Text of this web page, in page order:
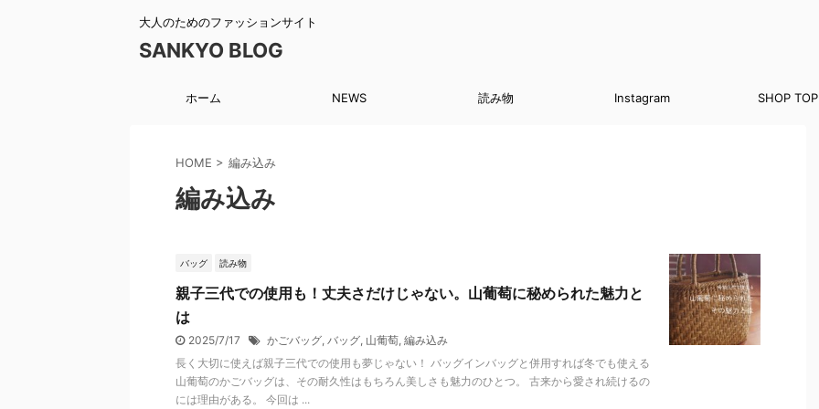
大人のためのファッションサイト
SANKYO BLOG
ホーム NEWS 読み物 Instagram SHOP TOP
HOME > 編み込み
編み込み
バッグ 読み物
親子三代での使用も！丈夫さだけじゃない。山葡萄に秘められた魅力と
は
2025/7/17 かごバッグ, バッグ, 山葡萄, 編み込み
長く大切に使えば親子三代での使用も夢じゃない！ バッグインバッグと併用すれば冬でも使える
山葡萄のかごバッグは、その耐久性はもちろん美しさも魅力のひとつ。 古来から愛され続けるの
には理由がある。 今回は ...